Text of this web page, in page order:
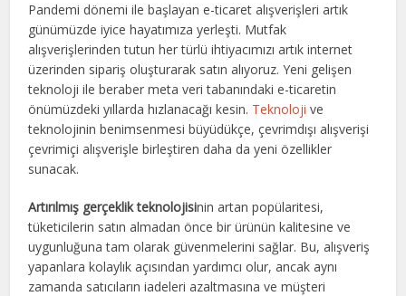
Pandemi dönemi ile başlayan e-ticaret alışverişleri artık
günümüzde iyice hayatımıza yerleşti. Mutfak
alışverişlerinden tutun her türlü ihtiyacımızı artık internet
üzerinden sipariş oluşturarak satın alıyoruz. Yeni gelişen
teknoloji ile beraber meta veri tabanındaki e-ticaretin
önümüzdeki yıllarda hızlanacağı kesin. Teknoloji ve
teknolojinin benimsenmesi büyüdükçe, çevrimdışı alışverişi
çevrimiçi alışverişle birleştiren daha da yeni özellikler
sunacak.
Artırılmış gerçeklik teknolojisinin artan popülaritesi,
tüketicilerin satın almadan önce bir ürünün kalitesine ve
uygunluğuna tam olarak güvenmelerini sağlar. Bu, alışveriş
yapanlara kolaylık açısından yardımcı olur, ancak aynı
zamanda satıcıların iadeleri azaltmasına ve müşteri